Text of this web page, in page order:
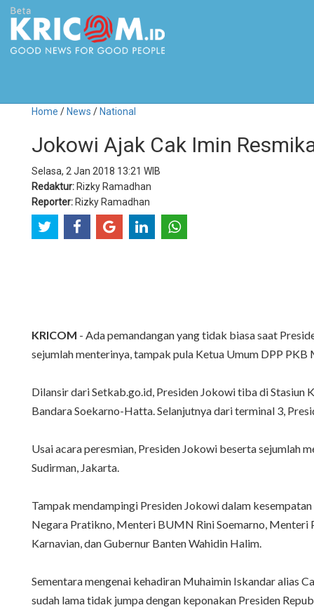
Home / News / National
Jokowi Ajak Cak Imin
Selasa, 2 Jan 2018 13:21 WIB
Redaktur: Rizky Ramadhan
Reporter: Rizky Ramadhan
KRICOM - Ada pemandangan yang tidak biasa saat
sejumlah menterinya, tampak pula Ketua Umum DPP PKB
Dilansir dari Setkab.go.id, Presiden Jokowi tiba di
Bandara Soekarno-Hatta. Selanjutnya dari terminal 3,
Usai acara peresmian, Presiden Jokowi beserta sejumlah
Sudirman, Jakarta.
Tampak mendampingi Presiden Jokowi dalam
Negara Pratikno, Menteri BUMN Rini Soemarno, Menteri
Karnavian, dan Gubernur Banten Wahidin Halim.
Sementara mengenai kehadiran Muhaimin Iskandar alias
sudah lama tidak jumpa dengan keponakan Presiden